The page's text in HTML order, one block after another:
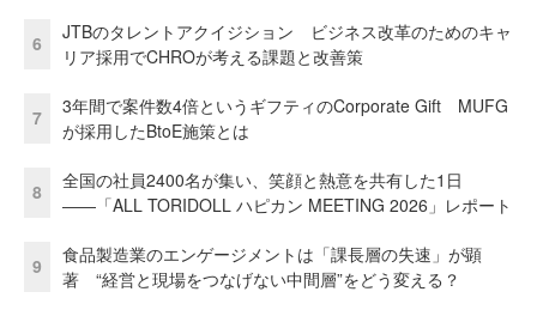
6
JTBのタレントアクイジション ビジネス改革のためのキャ
リア採用でCHROが考える課題と改善策
7
3年間で案件数4倍というギフティのCorporate Gift MUFG
が採用したBtoE施策とは
8
全国の社員2400名が集い、笑顔と熱意を共有した1日
――「ALL TORIDOLL ハピカン MEETING 2026」レポート
9
食品製造業のエンゲージメントは「課長層の失速」が顕
著 “経営と現場をつなげない中間層”をどう変える？